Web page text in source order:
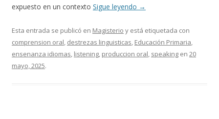
expuesto en un contexto Sigue leyendo →
Esta entrada se publicó en Magisterio y está etiquetada con
comprension oral, destrezas linguisticas, Educación Primaria,
ensenanza idiomas, listening, produccion oral, speaking en 20
mayo, 2025.